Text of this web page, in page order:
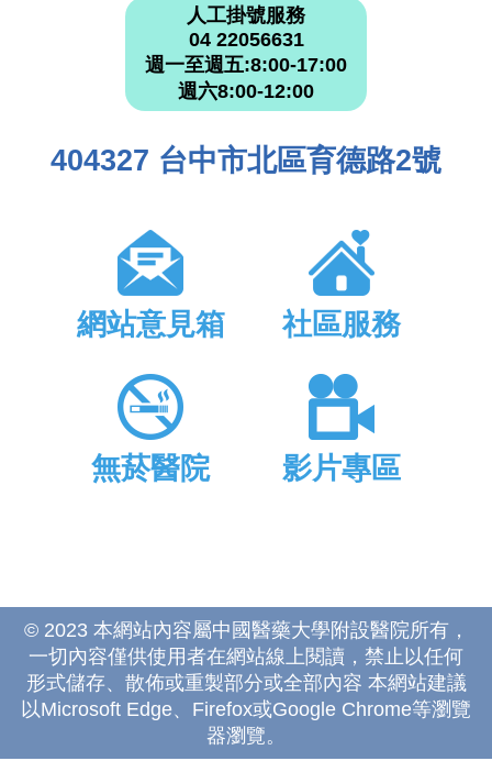
人工掛號服務
04 22056631
週一至週五:8:00-17:00
週六8:00-12:00
404327 台中市北區育德路2號
網站意見箱 社區服務
無菸醫院 影片專區
© 2023 本網站內容屬中國醫藥大學附設醫院所有，
一切內容僅供使用者在網站線上閱讀，禁止以任何
形式儲存、散佈或重製部分或全部內容 本網站建議
以Microsoft Edge、Firefox或Google Chrome等瀏覽
器瀏覽。